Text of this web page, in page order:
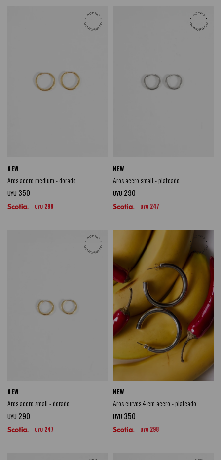
NEW
Aros acero medium - dorado
UYU 350
UYU 298
NEW
Aros acero small - plateado
UYU 290
UYU 247
NEW
Aros acero small - dorado
UYU 290
UYU 247
NEW
Aros curvos 4 cm acero - plateado
UYU 350
UYU 298